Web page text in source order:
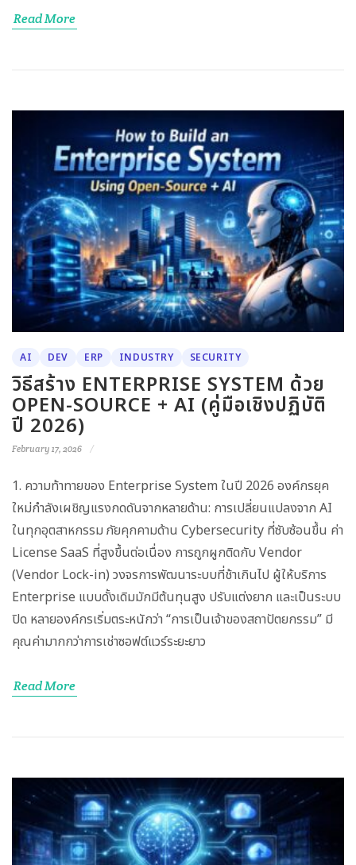
Read More
AI DEV ERP INDUSTRY SECURITY
วิธีสร้าง ENTERPRISE SYSTEM ด้วย
OPEN-SOURCE + AI (คู่มือเชิงปฏิบัติ
ปี 2026)
February 17, 2026
1. ความท้าทายของ Enterprise System ในปี 2026 องค์กรยุค
ใหม่กำลังเผชิญแรงกดดันจากหลายด้าน: การเปลี่ยนแปลงจาก AI
ในทุกอุตสาหกรรม ภัยคุกคามด้าน Cybersecurity ที่ซับซ้อนขึ้น ค่า
License SaaS ที่สูงขึ้นต่อเนื่อง การถูกผูกติดกับ Vendor
(Vendor Lock-in) วงจรการพัฒนาระบบที่ช้าเกินไป ผู้ให้บริการ
Enterprise แบบดั้งเดิมมักมีต้นทุนสูง ปรับแต่งยาก และเป็นระบบ
ปิด หลายองค์กรเริ่มตระหนักว่า “การเป็นเจ้าของสถาปัตยกรรม” มี
คุณค่ามากกว่าการเช่าซอฟต์แวร์ระยะยาว
Read More